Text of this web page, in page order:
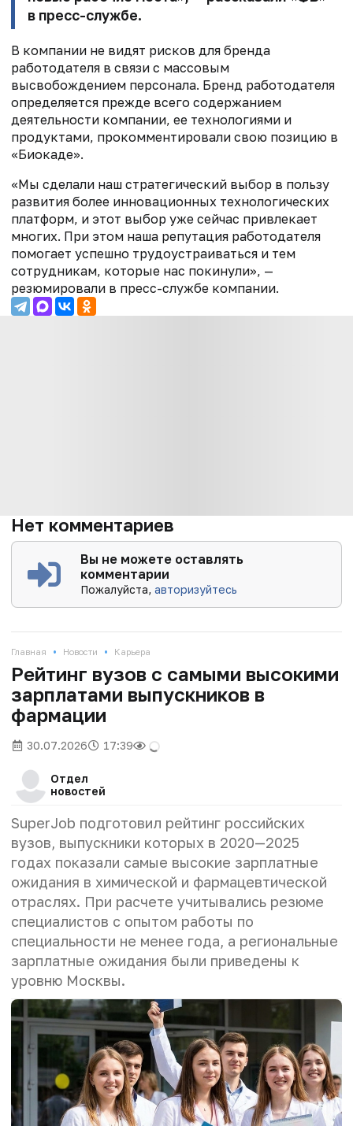
в пресс-службе.
В компании не видят рисков для бренда
работодателя в связи с массовым
высвобождением персонала. Бренд работодателя
определяется прежде всего содержанием
деятельности компании, ее технологиями и
продуктами, прокомментировали свою позицию в
«Биокаде».
«Мы сделали наш стратегический выбор в пользу
развития более инновационных технологических
платформ, и этот выбор уже сейчас привлекает
многих. При этом наша репутация работодателя
помогает успешно трудоустраиваться и тем
сотрудникам, которые нас покинули», —
резюмировали в пресс-службе компании.
Нет комментариев
Вы не можете оставлять
комментарии
Пожалуйста,авторизуйтесь
Главная • Новости • Карьера
Рейтинг вузов с самыми высокими
зарплатами выпускников в
фармации
30.07.2026 17:39
Отдел
новостей
SuperJob подготовил рейтинг российских
вузов, выпускники которых в 2020—2025
годах показали самые высокие зарплатные
ожидания в химической и фармацевтической
отраслях. При расчете учитывались резюме
специалистов с опытом работы по
специальности не менее года, а региональные
зарплатные ожидания были приведены к
уровню Москвы.